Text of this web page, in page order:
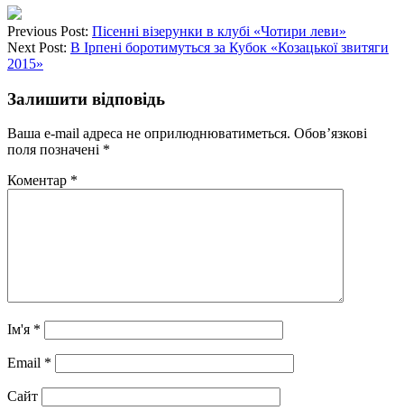
Previous Post: Пісенні візерунки в клубі «Чотири леви»
Next Post: В Ірпені боротимуться за Кубок «Козацької звитяги
2015»
Залишити відповідь
Ваша e-mail адреса не оприлюднюватиметься. Обов’язкові
поля позначені *
Коментар *
Ім'я *
Email *
Сайт